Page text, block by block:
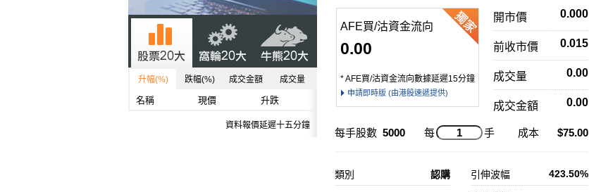
升幅(%) 跌幅(%) 成交金額 成交量
名稱 現價 升跌
資料報價延遲十五分鐘
AFE買/沽資金流向
0.00
* AFE買/沽資金流向數據延遲15分鐘
申請即時版 (由港股速遞提供)
開市價 0.000
前收市價 0.015
成交量 0.00
成交金額 0.00
每手股數 5000 每 手 成本 $75.00
類別 認購 引伸波幅 423.50%